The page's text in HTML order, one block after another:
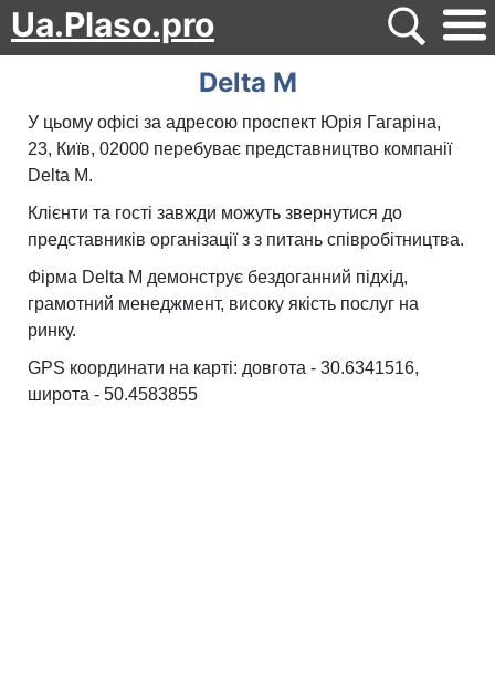
Ua.Plaso.pro
Delta M
У цьому офісі за адресою проспект Юрія Гагаріна,
23, Київ, 02000 перебуває представництво компанії
Delta M.
Клієнти та гості завжди можуть звернутися до
представників організації з з питань співробітництва.
Фірма Delta M демонструє бездоганний підхід,
грамотний менеджмент, високу якість послуг на
ринку.
GPS координати на карті: довгота - 30.6341516,
широта - 50.4583855